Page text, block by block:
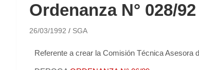
Ordenanza N° 028/92
26/03/1992 SGA
Referente a crear la Comisión Técnica Asesora